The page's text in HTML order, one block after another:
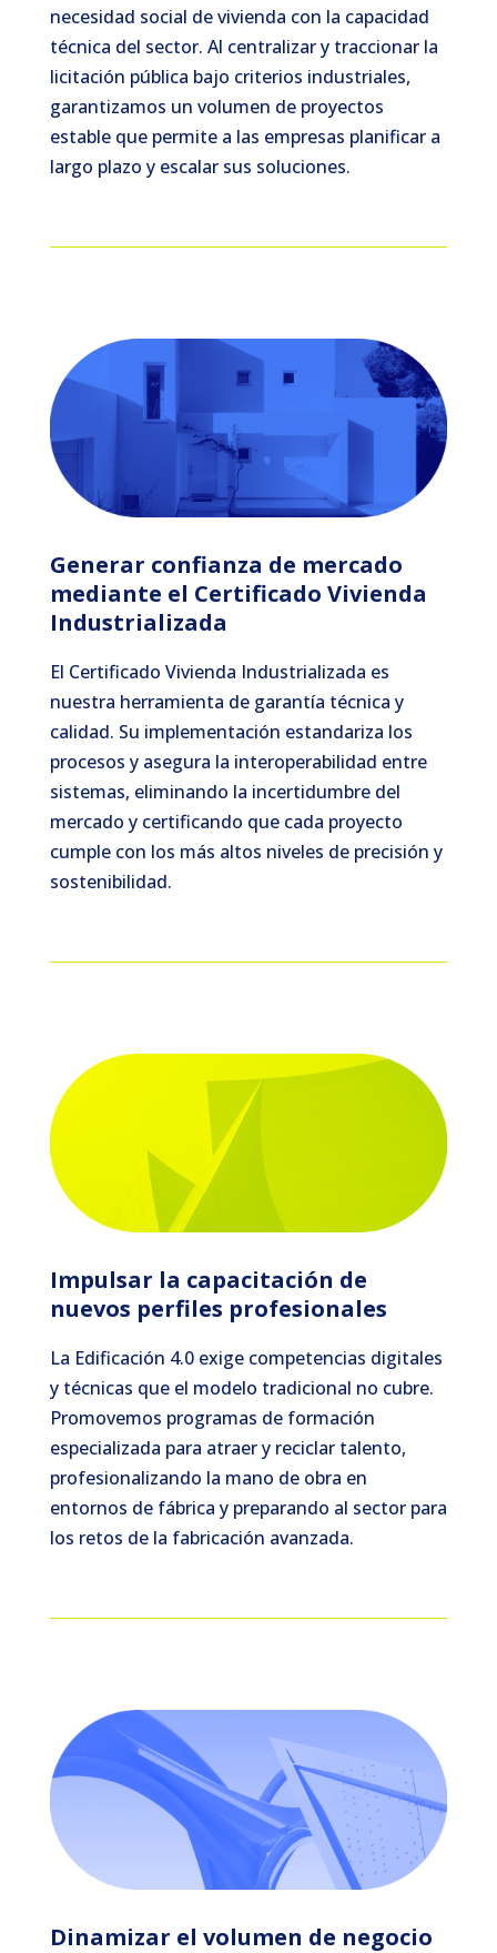
necesidad social de vivienda con la capacidad
técnica del sector. Al centralizar y traccionar la
licitación pública bajo criterios industriales,
garantizamos un volumen de proyectos
estable que permite a las empresas planificar a
largo plazo y escalar sus soluciones.
Generar confianza de mercado
mediante el Certificado Vivienda
Industrializada
El Certificado Vivienda Industrializada es
nuestra herramienta de garantía técnica y
calidad. Su implementación estandariza los
procesos y asegura la interoperabilidad entre
sistemas, eliminando la incertidumbre del
mercado y certificando que cada proyecto
cumple con los más altos niveles de precisión y
sostenibilidad.
Impulsar la capacitación de
nuevos perfiles profesionales
La Edificación 4.0 exige competencias digitales
y técnicas que el modelo tradicional no cubre.
Promovemos programas de formación
especializada para atraer y reciclar talento,
profesionalizando la mano de obra en
entornos de fábrica y preparando al sector para
los retos de la fabricación avanzada.
Dinamizar el volumen de negocio